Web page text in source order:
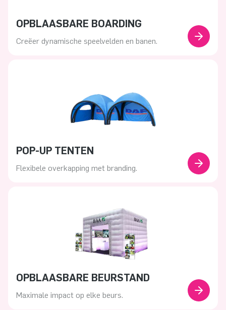
OPBLAASBARE BOARDING
Creëer dynamische speelvelden en banen.
POP-UP TENTEN
Flexibele overkapping met branding.
OPBLAASBARE BEURSTAND
Maximale impact op elke beurs.